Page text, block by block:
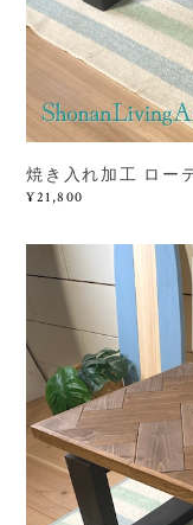
焼き入れ加工 ロー
¥21,800